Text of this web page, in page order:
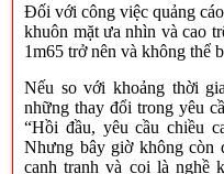
Đối với công việc quảng
khuôn mặt ưa nhìn và cao
1m65 trở nên và không thể
Nếu so với khoảng thời
những thay đổi trong yêu
“Hồi đầu, yêu cầu chiều
Nhưng bây giờ không còn
cạnh tranh và coi là nghề